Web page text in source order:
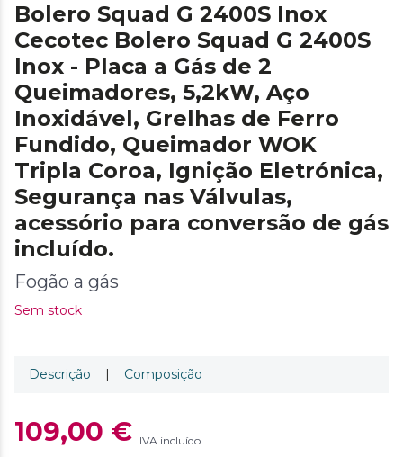
Bolero Squad G 2400S Inox
Cecotec Bolero Squad G 2400S
Inox - Placa a Gás de 2
Queimadores, 5,2kW, Aço
Inoxidável, Grelhas de Ferro
Fundido, Queimador WOK
Tripla Coroa, Ignição Eletrónica,
Segurança nas Válvulas,
acessório para conversão de gás
incluído.
Fogão a gás
Sem stock
Descrição | Composição
109,00 € IVA incluído